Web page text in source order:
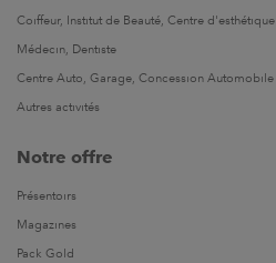
Coiffeur, Institut de Beauté, Centre d'esthétique
Médecin, Dentiste
Centre Auto, Garage, Concession Automobile
Autres activités
Notre offre
Présentoirs
Magazines
Pack Gold